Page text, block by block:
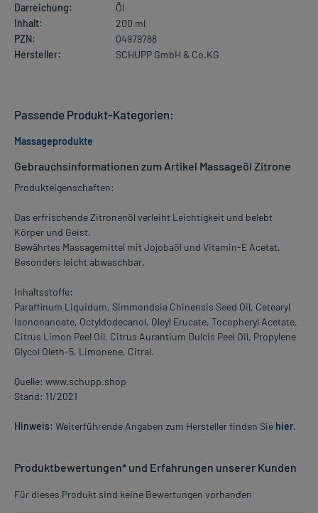
Darreichung:
Öl
Inhalt:
200 ml
PZN:
04979788
Hersteller:
SCHUPP GmbH & Co.KG
Gebrauchsinformationen zum Artikel Massageöl Zitrone
Produkteigenschaften:
Das erfrischende Zitronenöl verleiht Leichtigkeit und belebt
Körper und Geist.
Bewährtes Massagemittel mit Jojobaöl und Vitamin-E Acetat.
Besonders leicht abwaschbar.
Inhaltsstoffe:
Paraffinum Liquidum, Simmondsia Chinensis Seed Oil, Cetearyl
Isononanoate, Octyldodecanol, Oleyl Erucate, Tocopheryl Acetate,
Citrus Limon Peel Oil, Citrus Aurantium Dulcis Peel Oil, Propylene
Glycol Oleth-5, Limonene, Citral.
Quelle: www.schupp.shop
Stand: 11/2021
Hinweis: Weiterführende Angaben zum Hersteller finden Sie hier.
Produktbewertungen* und Erfahrungen unserer Kunden
Für dieses Produkt sind keine Bewertungen vorhanden
Passende Produkt-Kategorien:
Massageprodukte